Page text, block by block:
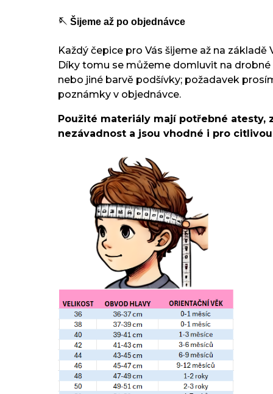
🪡 Šijeme až po objednávce
Každý čepice pro Vás šijeme až na základě
Díky tomu se můžeme domluvit na drobné
nebo jiné barvě podšívky; požadavek
poznámky v objednávce.
Použité materiály mají potřebné atesty,
nezávadnost a jsou vhodné i pro